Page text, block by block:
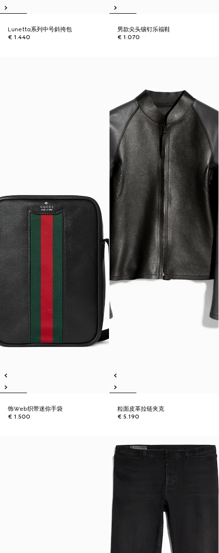
Lunetta系列中号斜挎包
€ 1.440
男款尖头镶钉乐福鞋
€ 1.070
饰Web织带迷你手袋
€ 1.500
粒面皮革拉链夹克
€ 5.190